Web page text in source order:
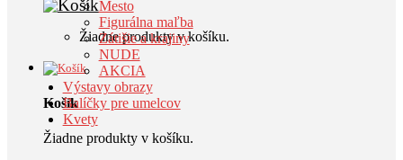
Žiadne produkty v košíku.
Košík
Žiadne produkty v košíku.
Mesto
Figurálna maľba
Zátišie a krajiny
NUDE
AKCIA
Výstavy obrazy
Balíčky pre umelcov
Kvety